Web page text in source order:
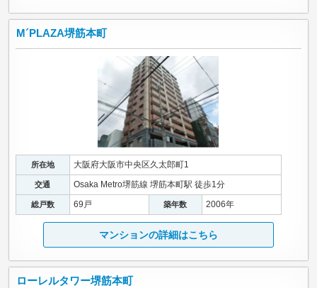
M´PLAZA堺筋本町
所在地 大阪府大阪市中央区久太郎町1
交通 Osaka Metro堺筋線 堺筋本町駅 徒歩1分
総戸数 69戸 築年数 2006年
マンションの詳細はこちら
ローレルタワー堺筋本町